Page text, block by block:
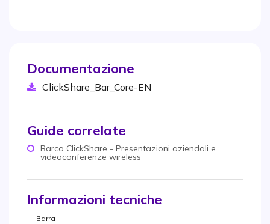
Documentazione
ClickShare_Bar_Core-EN
Guide correlate
Barco ClickShare - Presentazioni aziendali e
videoconferenze wireless
Informazioni tecniche
Barra